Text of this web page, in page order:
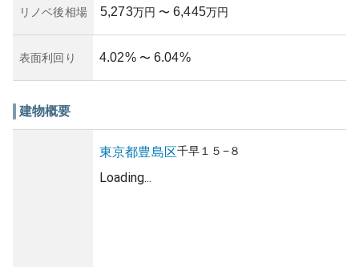
リノベ後相場 5,273万円 〜 6,445万円
表面利回り 4.02% 〜 6.04%
建物概要
東京都豊島区千早１５−８
Loading...